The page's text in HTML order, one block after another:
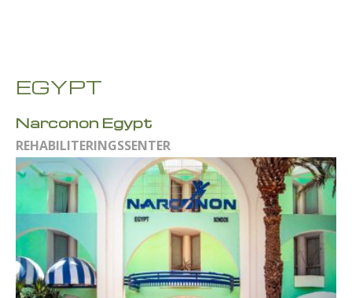
EGYPT
Narconon Egypt
REHABILITERINGSSENTER